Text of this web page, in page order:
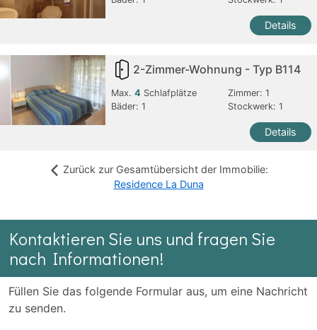
Details
2-Zimmer-Wohnung - Typ B114
Max.4 Schlafplätze Zimmer:1
Bäder:1 Stockwerk: 1
Details
Zurück zur Gesamtübersicht der Immobilie:
Residence La Duna
Kontaktieren Sie uns und fragen Sie
nach Informationen!
Füllen Sie das folgende Formular aus, um eine Nachricht
zu senden.